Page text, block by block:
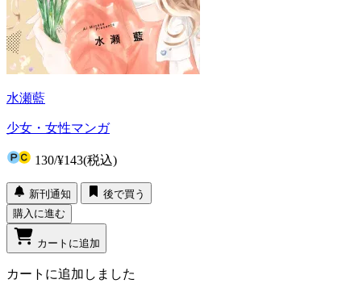
水瀬藍
少女・女性マンガ
130/¥143(税込)
新刊通知
後で買う
購入に進む
カートに追加
カートに追加しました